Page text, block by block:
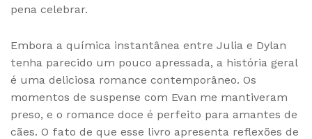
pena celebrar.
Embora a química instantânea entre Julia e Dylan
tenha parecido um pouco apressada, a história geral
é uma deliciosa romance contemporâneo. Os
momentos de suspense com Evan me mantiveram
preso, e o romance doce é perfeito para amantes de
cães. O fato de que esse livro apresenta reflexões de